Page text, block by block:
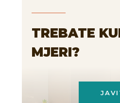
TREBATE
MJERI?